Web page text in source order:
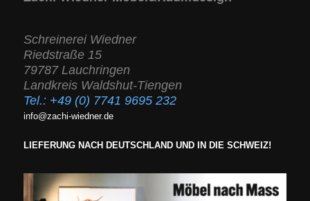
Schreinerei Wiedner
Riedstraße 15
79787 Lauchringen
Landkreis Waldshut-Tiengen
Tel.: +49 (0) 7741 9695 232
info@zachi-wiedner.de
LIEFERUNG NACH DEUTSCHLAND UND IN DIE SCHWEIZ!